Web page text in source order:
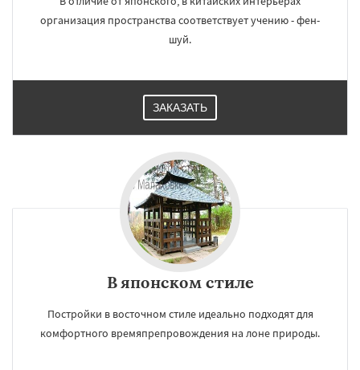
организация пространства соответствует учению - фен-
шуй.
ЗАКАЗАТЬ
В японском стиле
Постройки в восточном стиле идеально подходят для
комфортного времяпрепровождения на лоне природы.